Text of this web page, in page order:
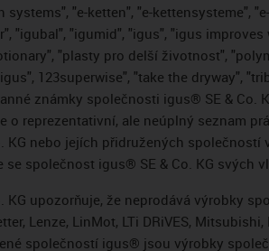
systems", "e-ketten", "e-kettensysteme",
"igubal", "igumid", "igus", "igus
"plasty pro delší životnost",
123superwise", "take the dryway",
známky společnosti igus® SE & Co.
o reprezentativní, ale neúplný seznam
KG nebo jejích přidružených
se společnost igus® SE & Co. KG svých
KG upozorňuje, že neprodává výrobky
Lenze, LinMot, LTi DRiVES,
společností igus® jsou výrobky